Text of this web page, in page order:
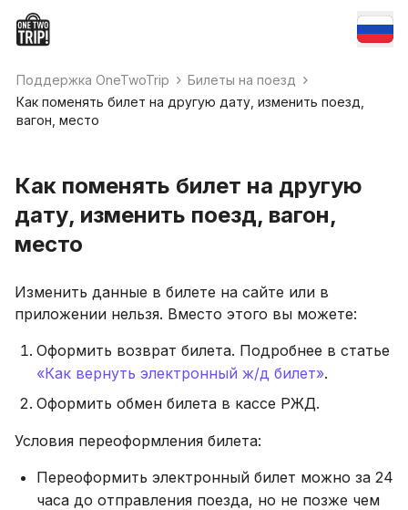
Поддержка OneTwoTrip
Билеты на поезд
Как поменять билет на другую дату, изменить поезд,
вагон, место
Как поменять билет на другую
дату, изменить поезд, вагон,
место
Изменить данные в билете на сайте или в
приложении нельзя. Вместо этого вы можете:
Оформить возврат билета. Подробнее в статье
«Как вернуть электронный ж/д билет».
Оформить обмен билета в кассе РЖД.
Условия переоформления билета:
Переоформить электронный билет можно за 24
часа до отправления поезда, но не позже чем